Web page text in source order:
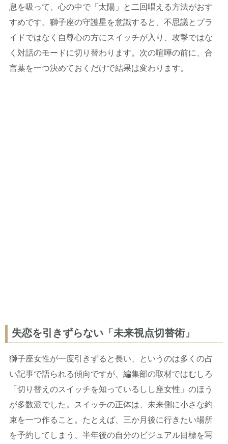
息を吸って、心の中で「太陽」と二回唱える方法がおす
すめです。獅子座の守護星を意識すると、不思議とプラ
イドではなく自尊心の方にスイッチが入り、攻撃ではな
く対話のモードに切り替わります。次の喧嘩の前に、合
言葉を一つ決めておくだけで結果は変わります。
失恋を引きずらない「未来視点切替術」
獅子座女性が一度引きずると長い、というのは多くの占
い記事で語られる傾向ですが、編集部の取材ではむしろ
「切り替えのスイッチを知っているしし座女性」のほう
が多数派でした。スイッチの正体は、未来側に小さな約
束を一つ作ること。たとえば、三か月後に行きたい場所
を予約してしまう、半年後の自分のビジュアル目標を写